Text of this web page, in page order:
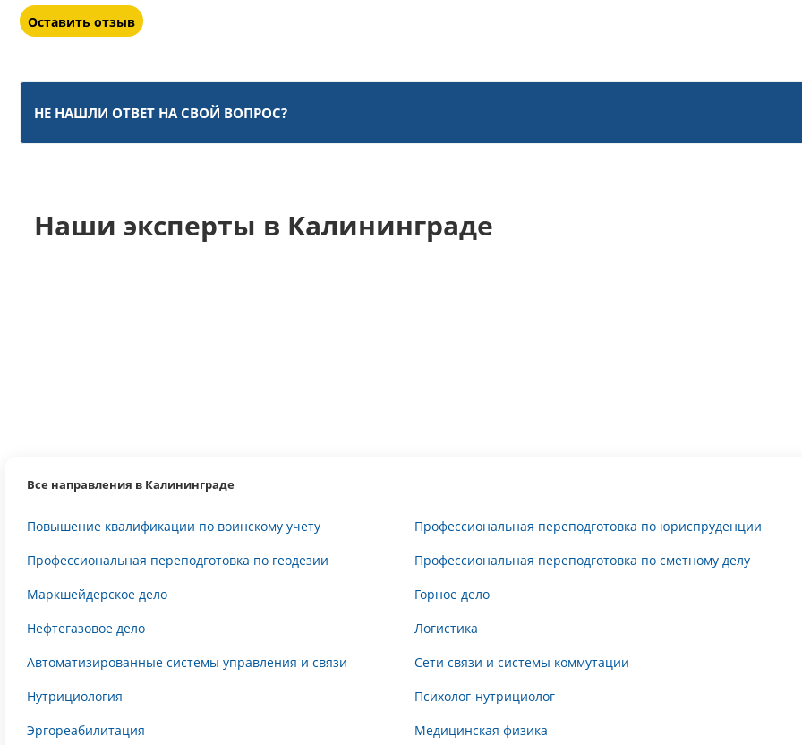
Оставить отзыв
НЕ НАШЛИ ОТВЕТ НА СВОЙ ВОПРОС?
Наши эксперты в Калининграде
Все направления в Калининграде
Повышение квалификации по воинскому учету Профессиональная переподготовка по юриспруденции
Профессиональная переподготовка по геодезии
Профессиональная переподготовка по сметному делу
Маркшейдерское дело
Горное дело
Нефтегазовое дело
Логистика
Автоматизированные системы управления и связи
Сети связи и системы коммутации
Нутрициология
Психолог-нутрициолог
Эргореабилитация
Медицинская физика